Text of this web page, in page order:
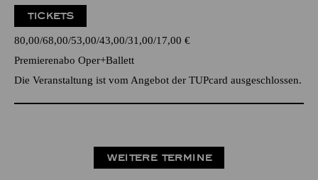
TICKETS
80,00 68,00 53,00 43,00 31,00 17,00 €
Premierenabo Oper+Ballett
Die Veranstaltung ist vom Angebot der TUPcard ausgeschlossen.
WEITERE TERMINE